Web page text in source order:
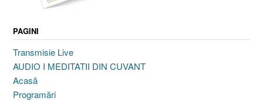
PAGINI
Transmisie Live
AUDIO I MEDITATII DIN CUVANT
Acasă
Programări